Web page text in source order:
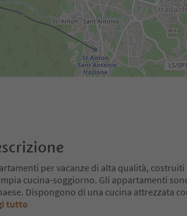
per vacanze di alta qualità, costruiti
cucina-soggiorno. Gli appartamenti
Dispongono di una cucina attrezzata
tutto